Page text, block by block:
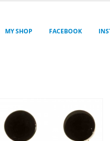
MY SHOP FACEBOOK